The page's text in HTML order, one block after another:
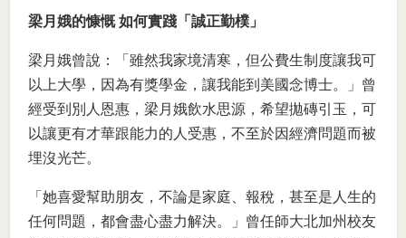
梁月娥的慷慨 如何實踐「誠正勤樸」
梁月娥曾說：「雖然我家境清寒，但公費生制度讓我可
以上大學，因為有獎學金，讓我能到美國念博士。」曾
經受到別人恩惠，梁月娥飲水思源，希望拋磚引玉，可
以讓更有才華跟能力的人受惠，不至於因經濟問題而被
埋沒光芒。
「她喜愛幫助朋友，不論是家庭、報稅，甚至是人生的
任何問題，都會盡心盡力解決。」曾任師大北加州校友